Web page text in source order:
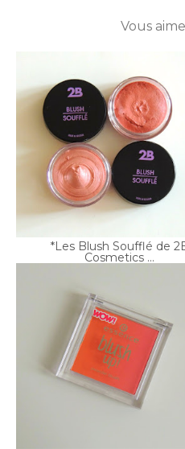
*Les Blush Soufflé de 2B
Cosmetics ...
Une vague de chaleur